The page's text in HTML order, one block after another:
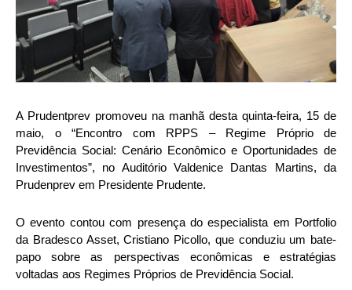
A Prudentprev promoveu na manhã desta quinta-feira, 15 de
maio, o “Encontro com RPPS – Regime Próprio de
Previdência Social: Cenário Econômico e Oportunidades de
Investimentos”, no Auditório Valdenice Dantas Martins, da
Prudenprev em Presidente Prudente.
O evento contou com presença do especialista em Portfolio
da Bradesco Asset, Cristiano Picollo, que conduziu um bate-
papo sobre as perspectivas econômicas e estratégias
voltadas aos Regimes Próprios de Previdência Social.